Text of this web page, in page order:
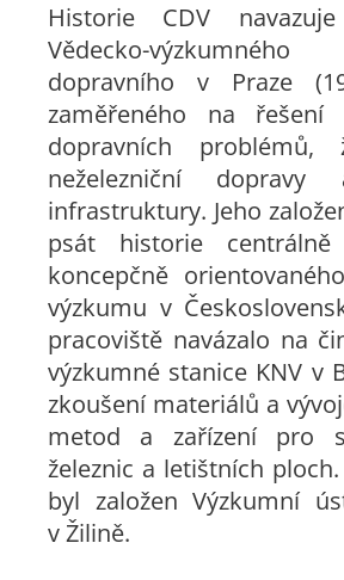
Historie CDV
Vědecko-
dopravního v Praze
zaměřeného na řešení
dopravních problémů,
neželezniční
infrastruktury. Jeho
psát historie
koncepčně
výzkumu v
pracoviště navázalo na
výzkumné stanice KNV v
zkoušení materiálů a
metod a zařízení pro
železnic a letištních
byl založen Výzkumní
v Žilině.